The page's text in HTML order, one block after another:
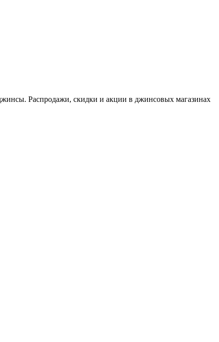
Распродажи, скидки и акции в джинсовых магазинах